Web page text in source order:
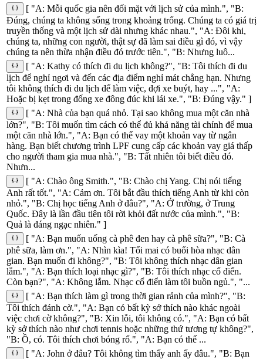
[ "A: Mỗi quốc gia nên đối mặt với lịch sử của mình.", "B:
Đúng, chúng ta không sống trong khoảng trống. Chúng ta có giá trị
truyền thống và một lịch sử dài nhưng khác nhau.", "A: Đôi khi,
chúng ta, những con người, thật sự đã làm sai điều gì đó, vì vậy
chúng ta nên thừa nhận điều đó trước tiên.", "B: Nhưng luô...
[ "A: Kathy có thích đi du lịch không?", "B: Tôi thích đi du
lịch để nghỉ ngơi và đến các địa điểm nghỉ mát chẳng hạn. Nhưng
tôi không thích đi du lịch để làm việc, đợi xe buýt, hay ...", "A:
Hoặc bị kẹt trong đống xe đông đúc khi lái xe.", "B: Đúng vậy." ]
[ "A: Nhà của bạn quá nhỏ. Tại sao không mua một căn nhà
lớn?", "B: Tôi muốn tìm cách có thể đủ khả năng tài chính để mua
một căn nhà lớn.", "A: Bạn có thể vay một khoản vay từ ngân
hàng. Bạn biết chương trình LPF cung cấp các khoản vay giá thấp
cho người tham gia mua nhà.", "B: Tất nhiên tôi biết điều đó.
Nhưn...
[ "A: Chào ông Smith.", "B: Chào chị Yang. Chị nói tiếng
Anh rất tốt.", "A: Cảm ơn. Tôi bắt đầu thích tiếng Anh từ khi còn
nhỏ.", "B: Chị học tiếng Anh ở đâu?", "A: Ở trường, ở Trung
Quốc. Đây là lần đầu tiên tôi rời khỏi đất nước của mình.", "B:
Quả là đáng ngạc nhiên." ]
[ "A: Bạn muốn uống cà phê đen hay cà phê sữa?", "B: Cà
phê sữa, làm ơn.", "A: Nhìn kìa! Tối mai có buổi hòa nhạc dân
gian. Bạn muốn đi không?", "B: Tôi không thích nhạc dân gian
lắm.", "A: Bạn thích loại nhạc gì?", "B: Tôi thích nhạc cổ điển.
Còn bạn?", "A: Không lắm. Nhạc cổ điển làm tôi buồn ngủ.", "...
[ "A: Bạn thích làm gì trong thời gian rảnh của mình?", "B:
Tôi thích đánh cờ.", "A: Bạn có bất kỳ sở thích nào khác ngoài
việc chơi cờ không?", "B: Xin lỗi, tôi không có.", "A: Bạn có bất
kỳ sở thích nào như chơi tennis hoặc những thứ tương tự không?",
"B: Ồ, có. Tôi thích chơi bóng rổ.", "A: Bạn có thể ...
[ "A: John ở đâu? Tôi không tìm thấy anh ấy đâu.", "B: Bạn